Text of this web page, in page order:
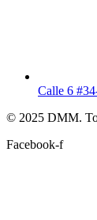
Calle 6
© 2025 DMM.
Facebook-f